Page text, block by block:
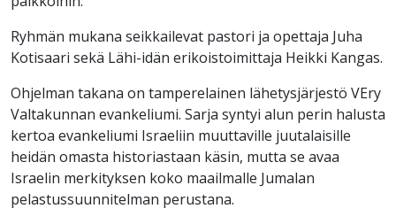
Ryhmän mukana seikkailevat pastori ja opettaja Juha
Kotisaari sekä Lähi-idän erikoistoimittaja Heikki Kangas.
Ohjelman takana on tamperelainen lähetysjärjestö VEry
Valtakunnan evankeliumi. Sarja syntyi alun perin halusta
kertoa evankeliumi Israeliin muuttaville juutalaisille
heidän omasta historiastaan käsin, mutta se avaa
Israelin merkityksen koko maailmalle Jumalan
pelastussuunnitelman perustana.